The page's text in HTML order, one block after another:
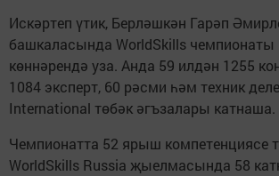
Искәртеп үтик, Берләшкән Гарәп
башкаласында WorldSkills чемпионаты
көннәрендә уза. Анда 59 илдән 1255
1084 эксперт, 60 рәсми һәм техник
International төбәк әгъзалары катнаша.
Чемпионатта 52 ярыш компетенциясе
WorldSkills Russia җыелмасында 58